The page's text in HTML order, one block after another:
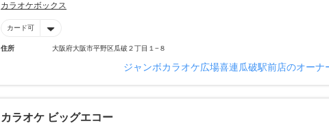
カラオケボックス
カード可
住所 大阪府大阪市平野区瓜破２丁目１−８
ジャンボカラオケ広場喜連瓜破駅前店のオーナ
カラオケ ビッグエコー